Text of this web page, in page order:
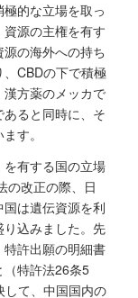
的な立場を取っ
源の主権を有す
の海外への持ち
CBDの下で積極
方薬のメッカで
ると同時に、そ
す。
有する国の立場
の改正の際、日
は遺伝資源を利
込みました。先
許出願の明細書
（特許法26条5
して、中国国内の